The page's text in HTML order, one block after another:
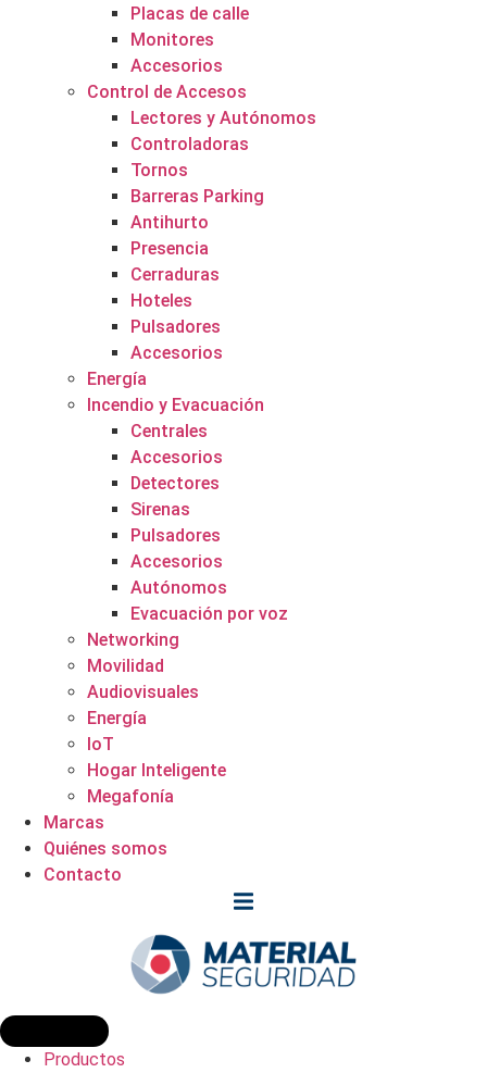
Placas de calle
Monitores
Accesorios
Control de Accesos
Lectores y Autónomos
Controladoras
Tornos
Barreras Parking
Antihurto
Presencia
Cerraduras
Hoteles
Pulsadores
Accesorios
Energía
Incendio y Evacuación
Centrales
Accesorios
Detectores
Sirenas
Pulsadores
Accesorios
Autónomos
Evacuación por voz
Networking
Movilidad
Audiovisuales
Energía
IoT
Hogar Inteligente
Megafonía
Marcas
Quiénes somos
Contacto
Productos